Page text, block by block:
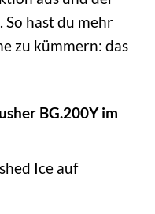
So hast du mehr
zu kümmern: das
BG.200Y im
Ice auf